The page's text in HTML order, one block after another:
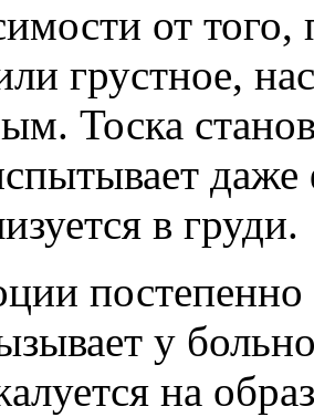
от
грустное,
Тоска
в груди.
постепенно
у
на